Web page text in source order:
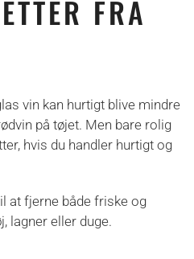
FRA
vin kan hurtigt blive mindre
på tøjet. Men bare rolig
hvis du handler hurtigt og
at fjerne både friske og
lagner eller duge.